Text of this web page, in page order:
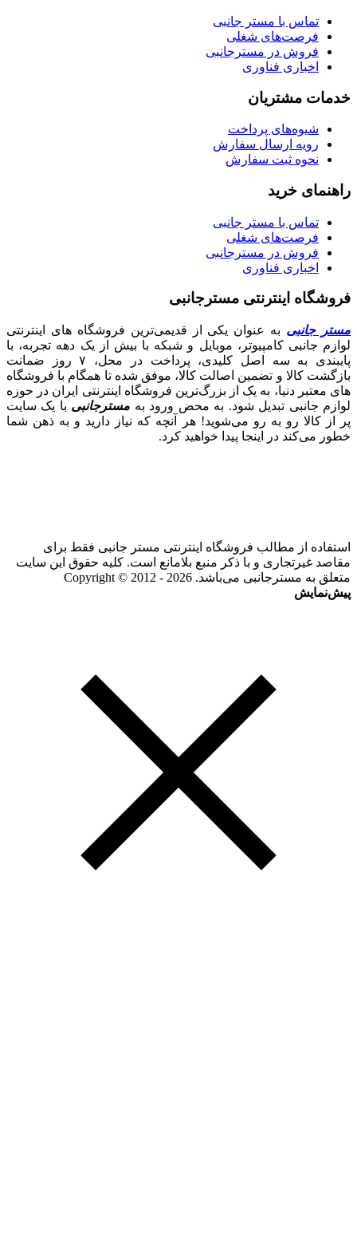
تماس با مستر جانبی
فرصت‌های شغلی
فروش در مسترجانبی
اخباری فناوری
خدمات مشتریان
شیوه‌های پرداخت
رویه ارسال سفارش
نحوه ثبت سفارش
راهنمای خرید
تماس با مستر جانبی
فرصت‌های شغلی
فروش در مسترجانبی
اخباری فناوری
فروشگاه اینترنتی مسترجانبی
مستر جانبی به عنوان یکی از قدیمی‌ترین فروشگاه های اینترنتی
لوازم جانبی کامپیوتر، موبایل و شبکه با بیش از یک دهه تجربه، با
پایبندی به سه اصل کلیدی، پرداخت در محل، ۷ روز ضمانت
بازگشت کالا و تضمین اصالت کالا، موفق شده تا همگام با فروشگاه‌
های معتبر دنیا، به یک از بزرگ‌ترین فروشگاه اینترنتی ایران در حوزه
لوازم جانبی تبدیل شود. به محض ورود به مسترجانبی با یک سایت
پر از کالا رو به رو می‌شوید! هر آنچه که نیاز دارید و به ذهن شما
خطور می‌کند در اینجا پیدا خواهید کرد.
استفاده از مطالب فروشگاه اینترنتی مستر جانبی فقط برای
مقاصد غیرتجاری و با ذکر منبع بلامانع است. کلیه حقوق این سایت
متعلق به مسترجانبی می‌باشد. Copyright © 2012 - 2026
پیش‌نمایش